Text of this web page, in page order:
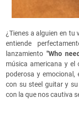
¿Tienes a alguien en tu
entiende
lanzamiento "Who
música americana y
poderosa y
con su steel guitar y
con la que nos cautiva